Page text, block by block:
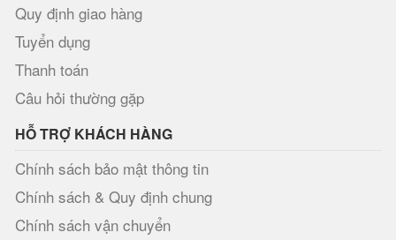
Quy định giao hàng
Tuyển dụng
Thanh toán
Câu hỏi thường gặp
HỖ TRỢ KHÁCH HÀNG
Chính sách bảo mật thông tin
Chính sách & Quy định chung
Chính sách vận chuyển